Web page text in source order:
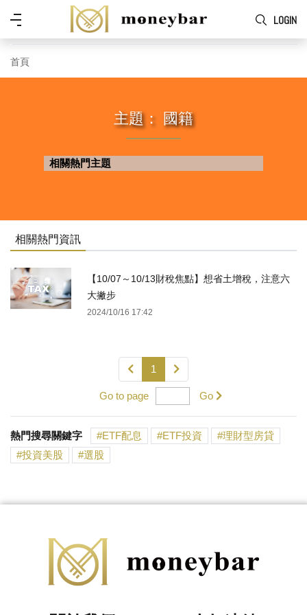
Skip to main content
LOGIN
功
首頁
主題： 國籍
相關熱門主題
相關熱門資訊
【10/07～10/13財稅焦點】想省土增稅，注意六
大撇步
2024/10/16 17:42
1
Go to page Go
熱門搜尋關鍵字 ETF配息 ETF投資
理財型房貸
投資美股
選股